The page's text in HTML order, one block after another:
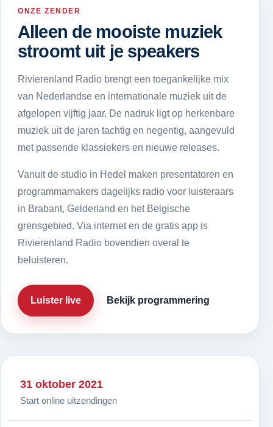
ONZE ZENDER
Alleen de mooiste muziek
stroomt uit je speakers
Rivierenland Radio brengt een toegankelijke mix
van Nederlandse en internationale muziek uit de
afgelopen vijftig jaar. De nadruk ligt op herkenbare
muziek uit de jaren tachtig en negentig, aangevuld
met passende klassiekers en nieuwe releases.
Vanuit de studio in Hedel maken presentatoren en
programmamakers dagelijks radio voor luisteraars
in Brabant, Gelderland en het Belgische
grensgebied. Via internet en de gratis app is
Rivierenland Radio bovendien overal te
beluisteren.
Luister live Bekijk programmering
31 oktober 2021
Start online uitzendingen